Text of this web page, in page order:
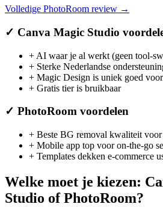
Volledige PhotoRoom review →
✓ Canva Magic Studio
+ AI waar je al werkt (geen tool-
+ Sterke Nederlandse
+ Magic Design is uniek goed
+ Gratis tier is bruikbaar
✓ PhotoRoom voordelen
+ Beste BG removal kwaliteit voor
+ Mobile app top voor on-the-go
+ Templates dekken e-commerce
Welke moet je kiezen:
Studio ofPhotoRoom?